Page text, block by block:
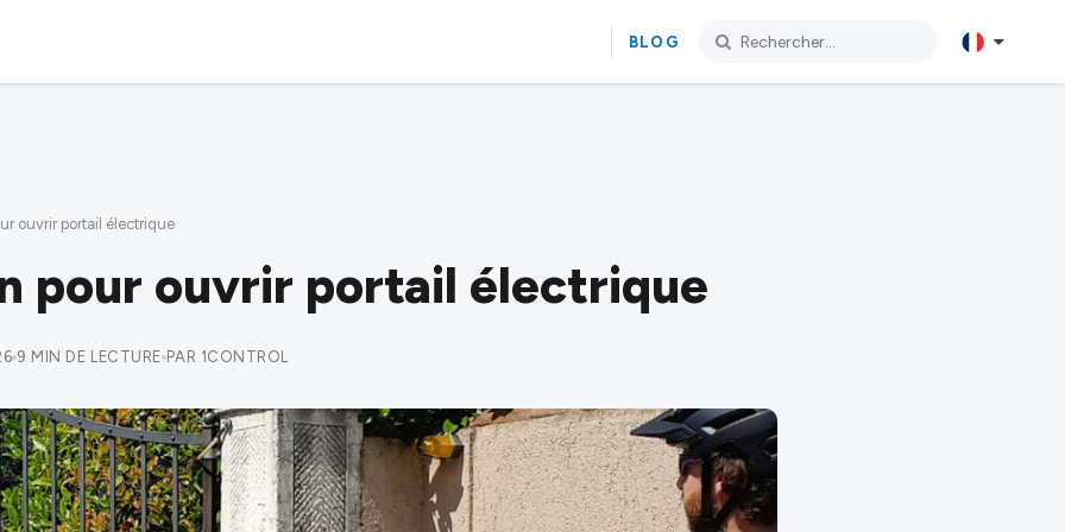
BLOG
ouvrir portail électrique
pour ouvrir portail électrique
9 MIN DE LECTURE PAR 1CONTROL